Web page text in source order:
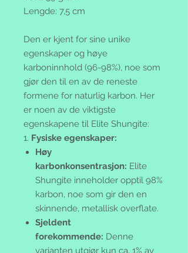
Lengde: 7,5 cm
Den er kjent for sine unike
egenskaper og høye
karboninnhold (96-98%), noe som
gjør den til en av de reneste
formene for naturlig karbon. Her
er noen av de viktigste
egenskapene til Elite Shungite:
1. Fysiske egenskaper:
Høy
karbonkonsentrasjon: Elite
Shungite inneholder opptil 98%
karbon, noe som gir den en
skinnende, metallisk overflate.
Sjeldent
forekommende: Denne
varianten utgjør kun ca. 1% av